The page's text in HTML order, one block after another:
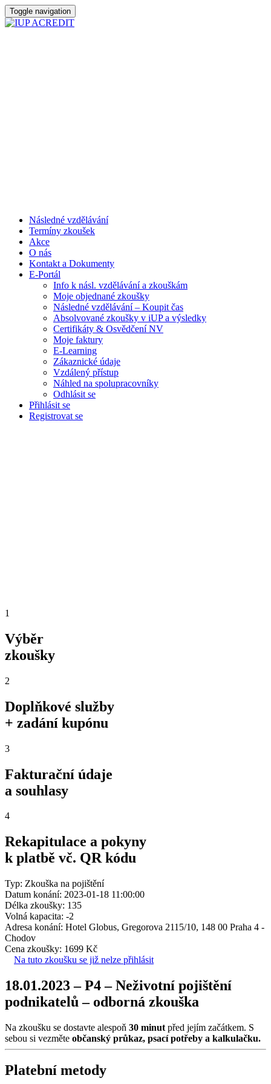
Toggle navigation
Následné vzdělávání
Termíny zkoušek
Akce
O nás
Kontakt a Dokumenty
E-Portál
Info k násl. vzdělávání a zkouškám
Moje objednané zkoušky
Následné vzdělávání – Koupit čas
Absolvované zkoušky v iUP a výsledky
Certifikáty & Osvědčení NV
Moje faktury
E-Learning
Zákaznické údaje
Vzdálený přístup
Náhled na spolupracovníky
Odhlásit se
Přihlásit se
Registrovat se
1
Výběr
zkoušky
2
Doplňkové služby
+ zadání kupónu
3
Fakturační údaje
a souhlasy
4
Rekapitulace a pokyny
k platbě vč. QR kódu
Typ: Zkouška na pojištění
Datum konání: 2023-01-18 11:00:00
Délka zkoušky: 135
Volná kapacita: -2
Adresa konání: Hotel Globus, Gregorova 2115/10, 148 00 Praha 4 -
Chodov
Cena zkoušky: 1699 Kč
Na tuto zkoušku se již nelze přihlásit
18.01.2023 – P4 – Neživotní pojištění
podnikatelů – odborná zkouška
Na zkoušku se dostavte alespoň 30 minut před jejím začátkem. S
sebou si vezměte občanský průkaz, psací potřeby a kalkulačku.
Platební metody